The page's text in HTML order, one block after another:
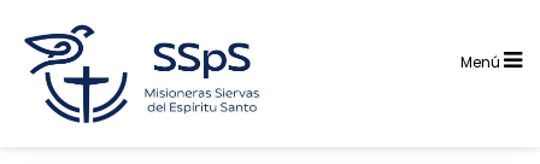
contenido
Menú